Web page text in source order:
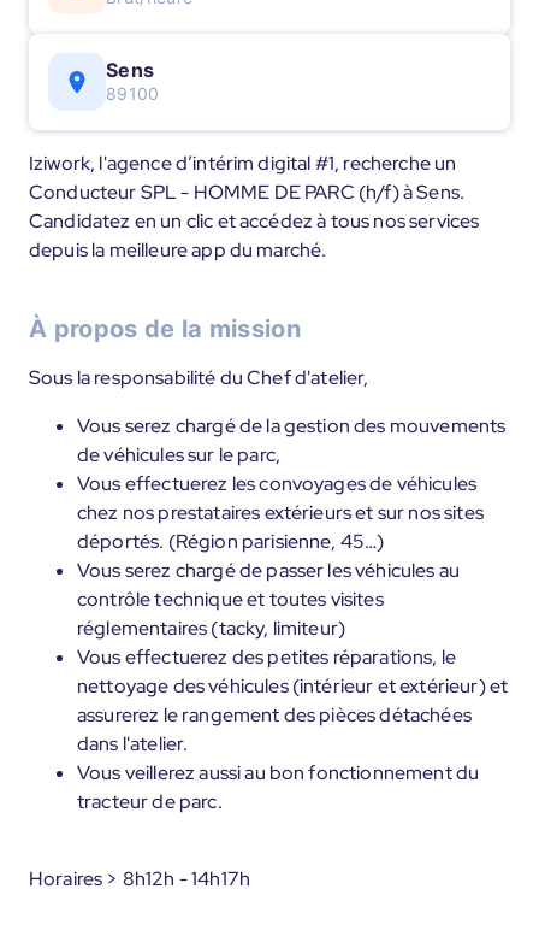
Sens
89100
Iziwork, l'agence d’intérim digital #1, recherche un
Conducteur SPL - HOMME DE PARC (h/f) à Sens.
Candidatez en un clic et accédez à tous nos services
depuis la meilleure app du marché.
À propos de la mission
Sous la responsabilité du Chef d'atelier,
Vous serez chargé de la gestion des mouvements
de véhicules sur le parc,
Vous effectuerez les convoyages de véhicules
chez nos prestataires extérieurs et sur nos sites
déportés. (Région parisienne, 45…)
Vous serez chargé de passer les véhicules au
contrôle technique et toutes visites
réglementaires (tacky, limiteur)
Vous effectuerez des petites réparations, le
nettoyage des véhicules (intérieur et extérieur) et
assurerez le rangement des pièces détachées
dans l'atelier.
Vous veillerez aussi au bon fonctionnement du
tracteur de parc.
Horaires > 8h12h - 14h17h